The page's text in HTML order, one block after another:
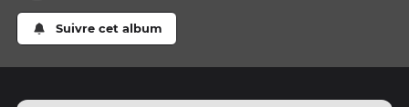
Suivre cet album